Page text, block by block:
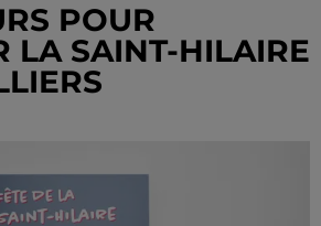
POUR
LA SAINT-HILAIRE